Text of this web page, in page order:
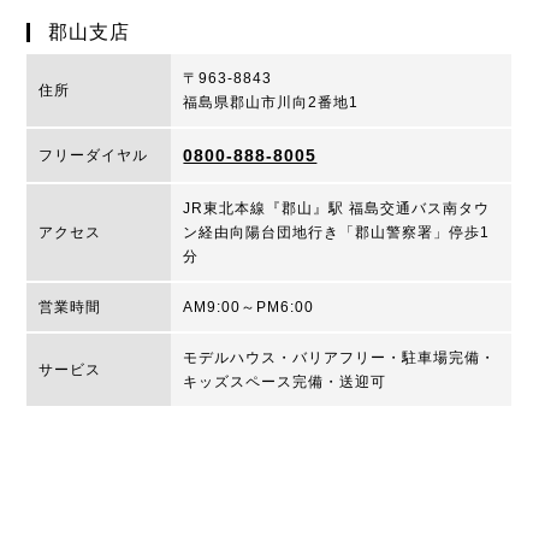
郡山支店
住所
〒963-8843
福島県郡山市川向2番地1
フリーダイヤル 0800-888-8005
アクセス
JR東北本線『郡山』駅 福島交通バス南タウ
ン経由向陽台団地行き「郡山警察署」停歩1
分
営業時間 AM9:00～PM6:00
サービス
モデルハウス・バリアフリー・駐車場完備・
キッズスペース完備・送迎可